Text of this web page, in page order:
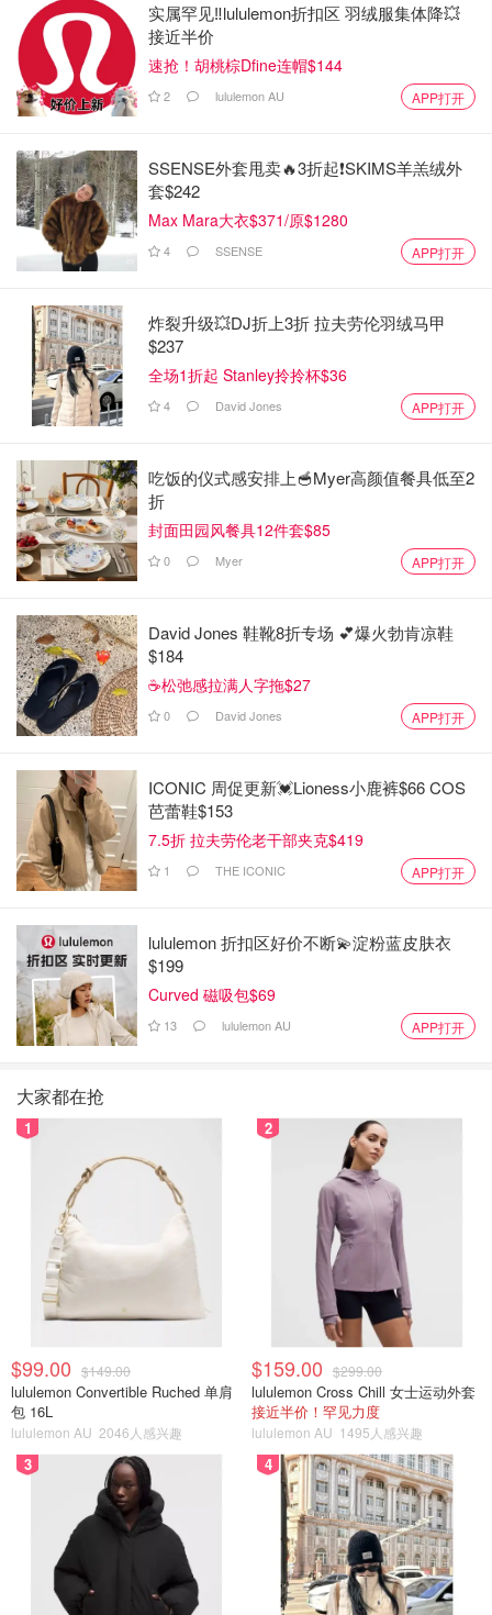
实属罕见‼️lululemon折扣区 羽绒服集体降💥
接近半价
速抢！胡桃棕Dfine连帽$144
2 lululemon AU APP打开
SSENSE外套甩卖🔥3折起❗SKIMS羊羔绒外
套$242
Max Mara大衣$371/原$1280
4 SSENSE APP打开
炸裂升级💥DJ折上3折 拉夫劳伦羽绒马甲
$237
全场1折起 Stanley拎拎杯$36
4 David Jones APP打开
吃饭的仪式感安排上🥣Myer高颜值餐具低至2
折
封面田园风餐具12件套$85
0 Myer APP打开
David Jones 鞋靴8折专场 💕爆火勃肯凉鞋
$184
☕松弛感拉满人字拖$27
0 David Jones APP打开
ICONIC 周促更新💓Lioness小鹿裤$66 COS
芭蕾鞋$153
7.5折 拉夫劳伦老干部夹克$419
1 THE ICONIC APP打开
lululemon 折扣区好价不断💫淀粉蓝皮肤衣
$199
Curved 磁吸包$69
13 lululemon AU APP打开
大家都在抢
1
$99.00 $149.00
lululemon Convertible Ruched 单肩
包 16L
lululemon AU 2046人感兴趣
2
$159.00 $299.00
lululemon Cross Chill 女士运动外套
接近半价！罕见力度
lululemon AU 1495人感兴趣
3 4